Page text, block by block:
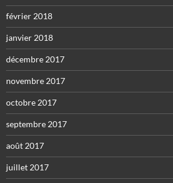
février 2018
janvier 2018
décembre 2017
novembre 2017
octobre 2017
septembre 2017
août 2017
juillet 2017